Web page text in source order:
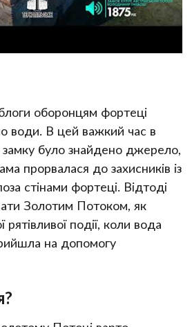
оборонцям фортеці
води. В цей важкий час в
замку було знайдено джерело,
прорвалася до захисників із
стінами фортеці. Відтоді
Золотим Потоком, як
події, коли вода
на допомогу